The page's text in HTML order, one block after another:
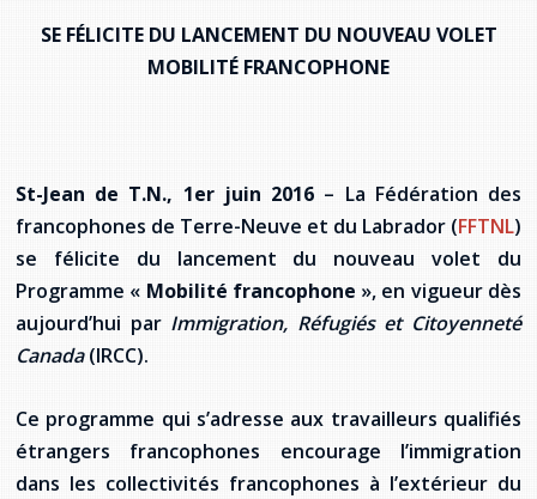
Marc-Alexandre Mestres
Clare Halleran
Joseph Kayumba
Dominic Demers
Yulia Kudryakova
SE FÉLICITE DU LANCEMENT DU NOUVEAU VOLET
MOBILITÉ FRANCOPHONE
St-Jean de T.N., 1er juin 2016 – La Fédération des
francophones de Terre-Neuve et du Labrador (FFTNL)
se félicite du lancement du nouveau volet du
Programme « Mobilité francophone », en vigueur dès
aujourd’hui par Immigration, Réfugiés et Citoyenneté
Canada(IRCC).
Ce programme qui s’adresse aux travailleurs qualifiés
étrangers francophones encourage l’immigration
dans les collectivités francophones à l’extérieur du